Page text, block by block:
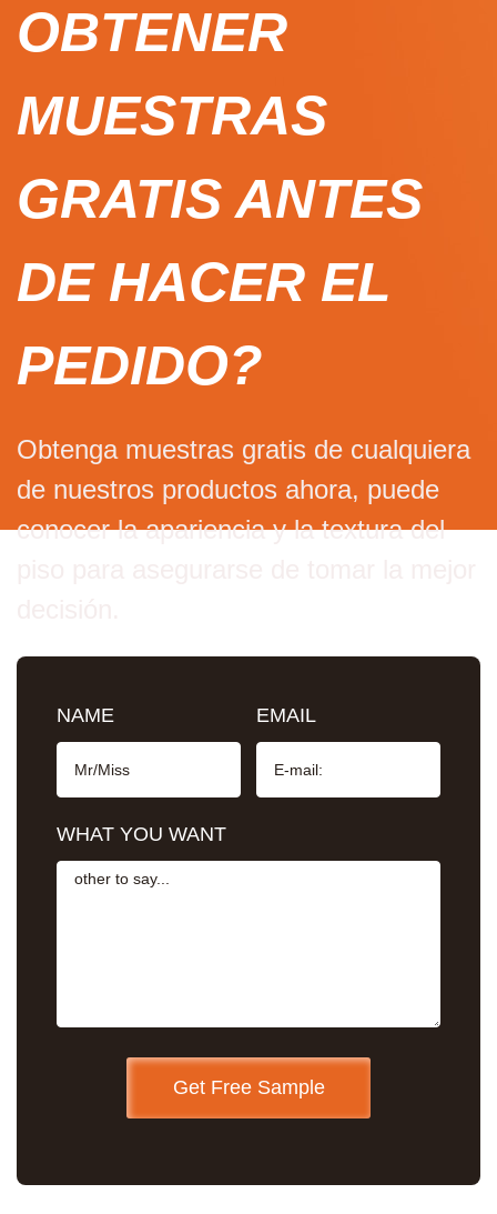
OBTENER
MUESTRAS
GRATIS ANTES
DE HACER EL
PEDIDO?
Obtenga muestras gratis de cualquiera
de nuestros productos ahora, puede
conocer la apariencia y la textura del
NAME EMAIL
WHAT YOU WANT